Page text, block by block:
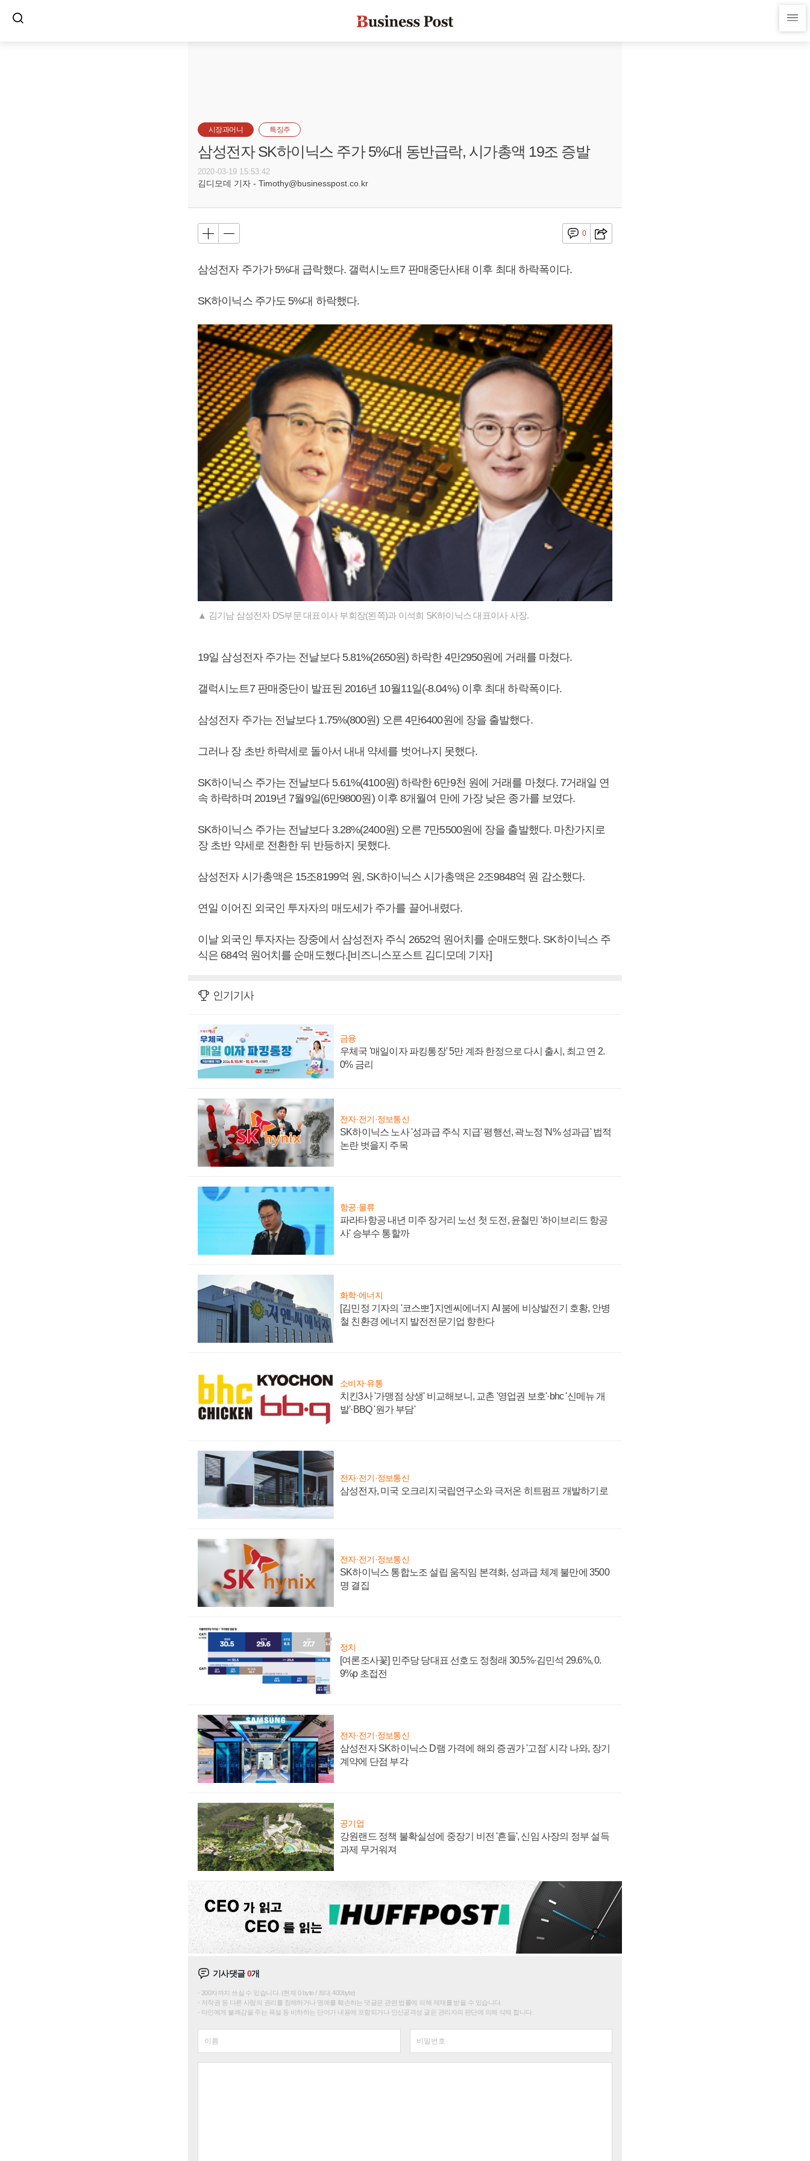
시장과머니 특징주
삼성전자 SK하이닉스 주가 5%대 동반급락, 시가총액 19조 증발
2020-03-19 15:53:42
김디모데 기자 - Timothy@businesspost.co.kr
0
삼성전자 주가가 5%대 급락했다. 갤럭시노트7 판매중단사태 이후 최대 하락폭이다.
SK하이닉스 주가도 5%대 하락했다.
▲ 김기남 삼성전자 DS부문 대표이사 부회장(왼쪽)과 이석희 SK하이닉스 대표이사 사장.
19일 삼성전자 주가는 전날보다 5.81%(2650원) 하락한 4만2950원에 거래를 마쳤다.
갤럭시노트7 판매중단이 발표된 2016년 10월11일(-8.04%) 이후 최대 하락폭이다.
삼성전자 주가는 전날보다 1.75%(800원) 오른 4만6400원에 장을 출발했다.
그러나 장 초반 하락세로 돌아서 내내 약세를 벗어나지 못했다.
SK하이닉스 주가는 전날보다 5.61%(4100원) 하락한 6만9천 원에 거래를 마쳤다. 7거래일 연
속 하락하며 2019년 7월9일(6만9800원) 이후 8개월여 만에 가장 낮은 종가를 보였다.
SK하이닉스 주가는 전날보다 3.28%(2400원) 오른 7만5500원에 장을 출발했다. 마찬가지로
장 초반 약세로 전환한 뒤 반등하지 못했다.
삼성전자 시가총액은 15조8199억 원, SK하이닉스 시가총액은 2조9848억 원 감소했다.
연일 이어진 외국인 투자자의 매도세가 주가를 끌어내렸다.
이날 외국인 투자자는 장중에서 삼성전자 주식 2652억 원어치를 순매도했다. SK하이닉스 주
식은 684억 원어치를 순매도했다.[비즈니스포스트 김디모데 기자]
인기기사
금융
우체국 '매일이자 파킹통장' 5만 계좌 한정으로 다시 출시, 최고 연 2.
0% 금리
전자·전기·정보통신
SK하이닉스 노사 '성과급 주식 지급' 평행선, 곽노정 'N% 성과급' 법적
논란 벗을지 주목
항공·물류
파라타항공 내년 미주 장거리 노선 첫 도전, 윤철민 '하이브리드 항공
사' 승부수 통할까
화학·에너지
[김민정 기자의 '코스뽀'] 지엔씨에너지 AI 붐에 비상발전기 호황, 안병
철 친환경 에너지 발전전문기업 향한다
소비자·유통
치킨3사 '가맹점 상생' 비교해보니, 교촌 '영업권 보호'·bhc '신메뉴 개
발'·BBQ '원가 부담'
전자·전기·정보통신
삼성전자, 미국 오크리지국립연구소와 극저온 히트펌프 개발하기로
전자·전기·정보통신
SK하이닉스 통합노조 설립 움직임 본격화, 성과급 체계 불만에 3500
명 결집
정치
[여론조사꽃] 민주당 당대표 선호도 정청래 30.5%·김민석 29.6%, 0.
9%p 초접전
전자·전기·정보통신
삼성전자 SK하이닉스 D램 가격에 해외 증권가 '고점' 시각 나와, 장기
계약에 단점 부각
공기업
강원랜드 정책 불확실성에 중장기 비전 '흔들', 신임 사장의 정부 설득
과제 무거워져
기사댓글0개
200자까지 쓰실 수 있습니다. (현재 0 byte / 최대 400byte)
저작권 등 다른 사람의 권리를 침해하거나 명예를 훼손하는 댓글은 관련 법률에 의해 제재를 받을 수 있습니다.
타인에게 불쾌감을 주는 욕설 등 비하하는 단어가 내용에 포함되거나 인신공격성 글은 관리자의 판단에 의해 삭제 합니다.